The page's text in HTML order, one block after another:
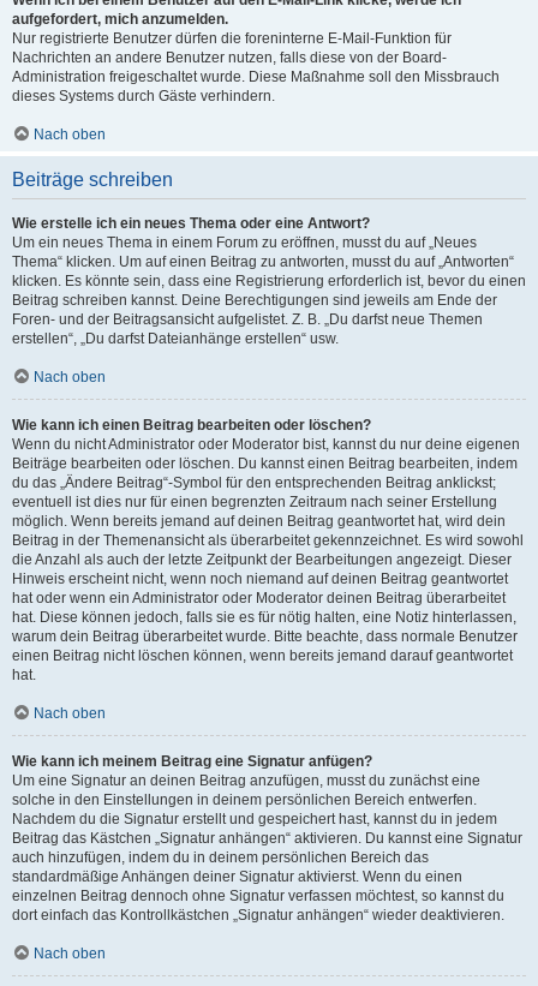
aufgefordert, mich anzumelden.
Nur registrierte Benutzer dürfen die foreninterne E-Mail-Funktion für
Nachrichten an andere Benutzer nutzen, falls diese von der Board-
Administration freigeschaltet wurde. Diese Maßnahme soll den Missbrauch
dieses Systems durch Gäste verhindern.
Nach oben
Beiträge schreiben
Wie erstelle ich ein neues Thema oder eine Antwort?
Um ein neues Thema in einem Forum zu eröffnen, musst du auf „Neues
Thema“ klicken. Um auf einen Beitrag zu antworten, musst du auf „Antworten“
klicken. Es könnte sein, dass eine Registrierung erforderlich ist, bevor du einen
Beitrag schreiben kannst. Deine Berechtigungen sind jeweils am Ende der
Foren- und der Beitragsansicht aufgelistet. Z. B. „Du darfst neue Themen
erstellen“, „Du darfst Dateianhänge erstellen“ usw.
Nach oben
Wie kann ich einen Beitrag bearbeiten oder löschen?
Wenn du nicht Administrator oder Moderator bist, kannst du nur deine eigenen
Beiträge bearbeiten oder löschen. Du kannst einen Beitrag bearbeiten, indem
du das „Ändere Beitrag“-Symbol für den entsprechenden Beitrag anklickst;
eventuell ist dies nur für einen begrenzten Zeitraum nach seiner Erstellung
möglich. Wenn bereits jemand auf deinen Beitrag geantwortet hat, wird dein
Beitrag in der Themenansicht als überarbeitet gekennzeichnet. Es wird sowohl
die Anzahl als auch der letzte Zeitpunkt der Bearbeitungen angezeigt. Dieser
Hinweis erscheint nicht, wenn noch niemand auf deinen Beitrag geantwortet
hat oder wenn ein Administrator oder Moderator deinen Beitrag überarbeitet
hat. Diese können jedoch, falls sie es für nötig halten, eine Notiz hinterlassen,
warum dein Beitrag überarbeitet wurde. Bitte beachte, dass normale Benutzer
einen Beitrag nicht löschen können, wenn bereits jemand darauf geantwortet
hat.
Nach oben
Wie kann ich meinem Beitrag eine Signatur anfügen?
Um eine Signatur an deinen Beitrag anzufügen, musst du zunächst eine
solche in den Einstellungen in deinem persönlichen Bereich entwerfen.
Nachdem du die Signatur erstellt und gespeichert hast, kannst du in jedem
Beitrag das Kästchen „Signatur anhängen“ aktivieren. Du kannst eine Signatur
auch hinzufügen, indem du in deinem persönlichen Bereich das
standardmäßige Anhängen deiner Signatur aktivierst. Wenn du einen
einzelnen Beitrag dennoch ohne Signatur verfassen möchtest, so kannst du
dort einfach das Kontrollkästchen „Signatur anhängen“ wieder deaktivieren.
Nach oben